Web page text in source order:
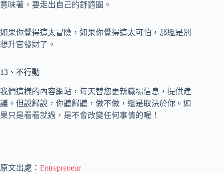
意味著，要走出自己的舒適圈。
如果你覺得這太冒險，如果你覺得這太可怕，那還是別
想升官發財了。
13、不行動
我們這樣的內容網站，每天替您更新職場信息，提供建
議。但說歸說，你聽歸聽，做不做，還是取決於你。如
果只是看看就過，是不會改變任何事情的喔！
原文出處： Entrepreneur